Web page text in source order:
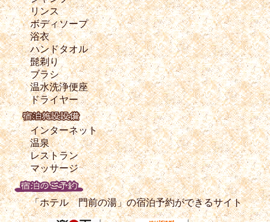
リンス
ボディソープ
浴衣
ハンドタオル
髭剃り
ブラシ
温水洗浄便座
ドライヤー
インターネット
温泉
レストラン
マッサージ
「ホテル 門前の湯」の宿泊予約ができるサイト